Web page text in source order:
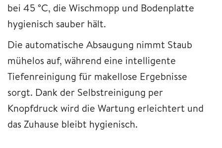
bei 45 °C, die Wischmopp und Bodenplatte
hygienisch sauber hält.
Die automatische Absaugung nimmt Staub
mühelos auf, während eine intelligente
Tiefenreinigung für makellose Ergebnisse
sorgt. Dank der Selbstreinigung per
Knopfdruck wird die Wartung erleichtert und
das Zuhause bleibt hygienisch.